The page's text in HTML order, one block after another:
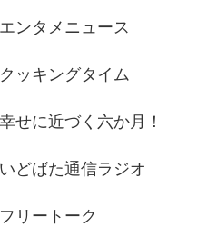
エンタメニュース
クッキングタイム
幸せに近づく六か月！
いどばた通信ラジオ
フリートーク